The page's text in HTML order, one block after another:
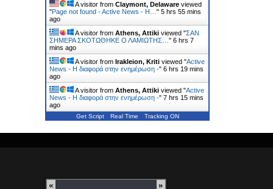
A visitor from Claymont, Delaware viewed
"Page not found - Active News - Η… " 5 hrs 55 mins
ago
A visitor from Athens, Attiki viewed "ΣΑΝ
ΣΗΜΕΡΑ ΣΚΟΤΩΘΗΚΕ Ο ΛΑΜΙΩΤΗΣ… " 6 hrs 7
mins ago
A visitor from Irakleion, Kriti viewed "Active
News - Η διαφορά στην ενημέρωση -" 6 hrs 19 mins
ago
A visitor from Athens, Attiki viewed "Active
News - Η διαφορά στην ενημέρωση -" 7 hrs 15 mins
ago
Get Script Real Time Tracking ON